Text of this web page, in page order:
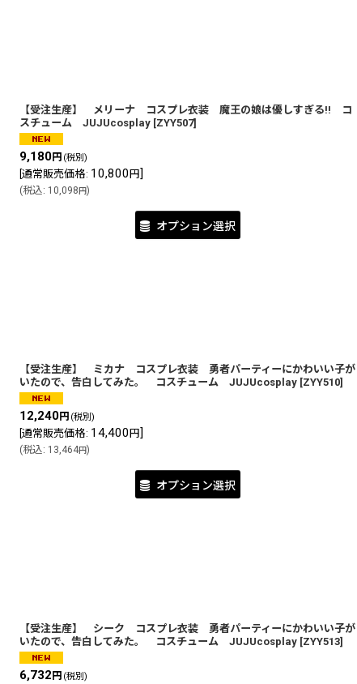
【受注生産】 メリーナ コスプレ衣装 魔王の娘は優しすぎる!! コ
スチューム JUJUcosplay [ZYY507]
9,180円 (税別)
通常販売価格: 10,800 円]
(税込: 10,098 円)
オプション選択
【受注生産】 ミカナ コスプレ衣装 勇者パーティーにかわいい子が
いたので、告白してみた。 コスチューム JUJUcosplay [ZYY510]
12,240円 (税別)
通常販売価格: 14,400 円]
(税込: 13,464円)
オプション選択
【受注生産】 シーク コスプレ衣装 勇者パーティーにかわいい子が
いたので、告白してみた。 コスチューム JUJUcosplay [ZYY513]
6,732 円 (税別)